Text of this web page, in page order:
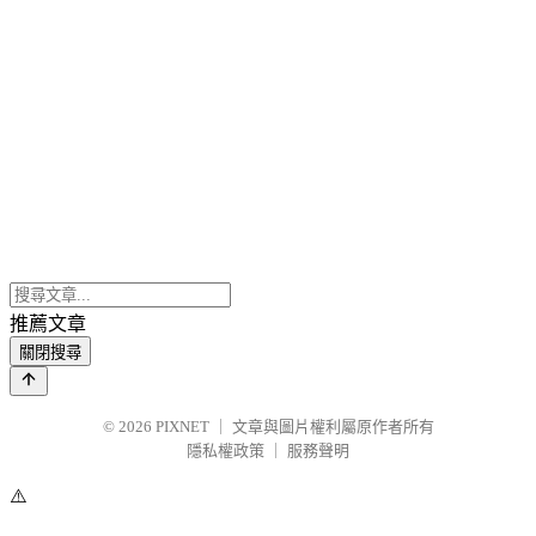
推薦文章
關閉搜尋
© 2026 PIXNET
文章與圖片權利屬原作者所有
隱私權政策
服務聲明
⚠️